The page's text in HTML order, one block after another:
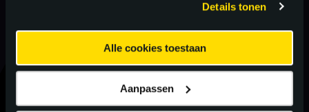
Details tonen
Alle cookies toestaan
Aanpassen